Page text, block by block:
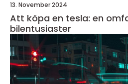
13. November 2024
Att köpa en tesla: en
bilentusiaster